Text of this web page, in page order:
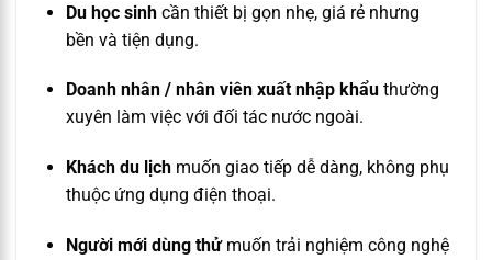
Du học sinhcần thiết bị gọn nhẹ, giá rẻ nhưng
bền và tiện dụng.
Doanh nhân / nhân viên xuất nhập khẩuthường
xuyên làm việc với đối tác nước ngoài.
Khách du lịchmuốn giao tiếp dễ dàng, không phụ
thuộc ứng dụng điện thoại.
Người mới dùng thửmuốn trải nghiệm công nghệ